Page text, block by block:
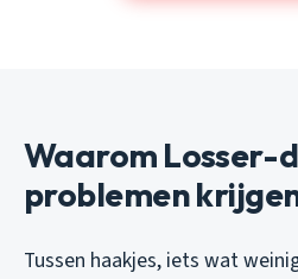
Waarom Losser-
problemen
Tussen haakjes, iets wat